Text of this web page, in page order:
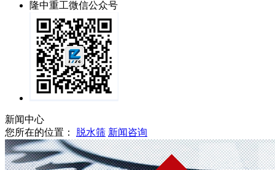
隆中重工微信公众号
新闻中心
您所在的位置：
脱水筛 新闻咨询